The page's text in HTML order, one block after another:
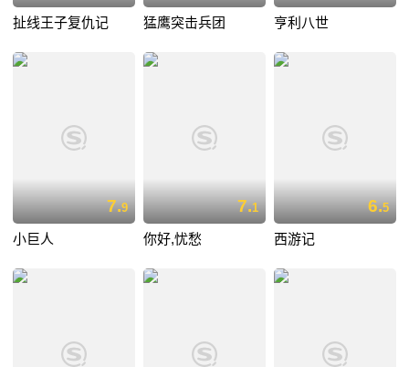
扯线王子复仇记 猛鹰突击兵团 亨利八世
7.9
小巨人
7.1
你好,忧愁
6.5
西游记